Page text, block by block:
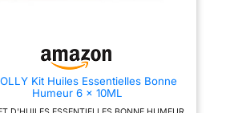
avec compte-
de qualité
- La bouteille
protège
la quantité exacte dont
Compagnon de Guérison
émotionnelle : Les huiles
Kit Huiles Essentielles Bonne
Humeur 6 x 10ML